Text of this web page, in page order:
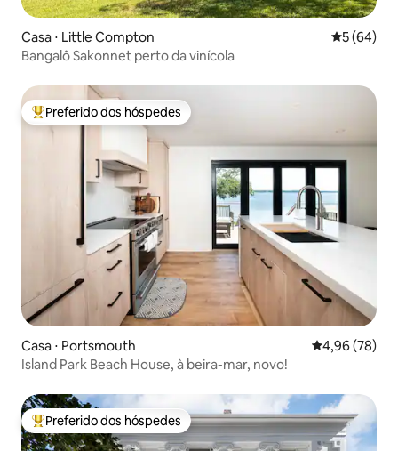
Casa ⋅ Little Compton 5 de uma
5 (64)
Bangalô Sakonnet perto da vinícola
Entre os melhores preferidos dos hóspedes
Preferido dos hóspedes
Casa ⋅ Portsmouth 4,96 de uma
4,96 (78)
Island Park Beach House, à beira-mar, novo!
Entre os melhores preferidos dos hóspedes
Preferido dos hóspedes